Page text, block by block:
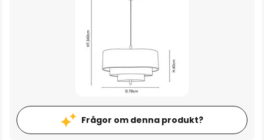
Frågor om denna produkt?